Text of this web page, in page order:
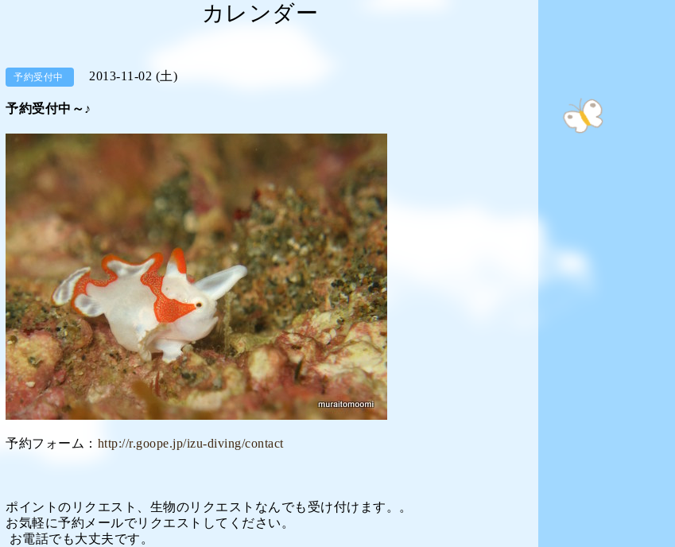
カレンダー
予約受付中 2013-11-02 (土)
予約受付中～♪
予約フォーム： http://r.goope.jp/izu-diving/contact
ポイントのリクエスト、生物のリクエストなんでも受け付けます。。
お気軽に予約メールでリクエストしてください。
お電話でも大丈夫です。